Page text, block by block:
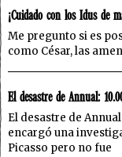
¡Cuidado con los Idus de
Me pregunto si es
como César, las
El desastre de Annual:
El desastre de
encargó una
Picasso pero no fue